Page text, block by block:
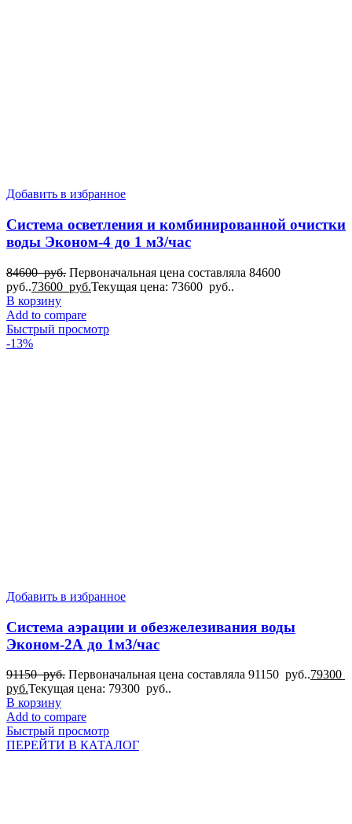
Добавить в избранное
Система осветления и комбинированной очистки
воды Эконом-4 до 1 м3/час
84600руб. Первоначальная цена составляла 84600
руб..73600 руб.Текущая цена: 73600 руб..
В корзину
Add to compare
Быстрый просмотр
-13%
Добавить в избранное
Система аэрации и обезжелезивания воды
Эконом-2А до 1м3/час
91150руб. Первоначальная цена составляла 91150 руб..79300
руб.Текущая цена: 79300 руб..
В корзину
Add to compare
Быстрый просмотр
ПЕРЕЙТИ В КАТАЛОГ